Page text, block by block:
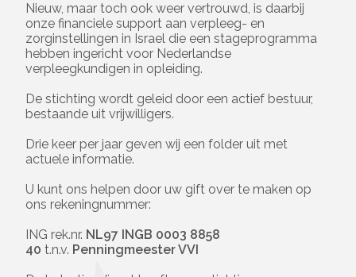
Nieuw, maar toch ook weer vertrouwd, is daarbij
onze financiele support aan verpleeg- en
zorginstellingen in Israel die een stageprogramma
hebben ingericht voor Nederlandse
verpleegkundigen in opleiding.
De stichting wordt geleid door een actief bestuur,
bestaande uit vrijwilligers.
Drie keer per jaar geven wij een folder uit met
actuele informatie.
U kunt ons helpen door uw gift over te maken op
ons rekeningnummer:
ING rek.nr. NL97 INGB 0003 8858
40 t.n.v. Penningmeester VVI